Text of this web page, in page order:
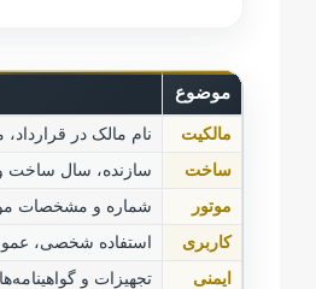
موضوع
مالکیت
نام مالک در
ساخت
سازنده، سال ساخت و
موتور
شماره و مشخصات
کاربری
استفاده شخصی،
ایمنی
تجهیزات و